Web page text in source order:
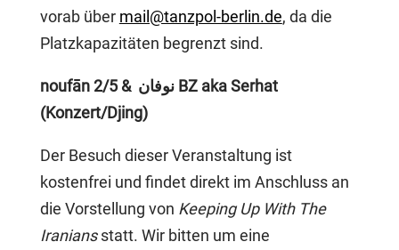
vorab über mail@tanzpol-berlin.de, da die
Platzkapazitäten begrenzt sind.
noufān نوفان
& 2/5 BZ aka Serhat
(Konzert/Djing)
Der Besuch dieser Veranstaltung ist
kostenfrei und findet direkt im Anschluss an
die Vorstellung von Keeping Up With The
Iraniansstatt. Wir bitten um eine